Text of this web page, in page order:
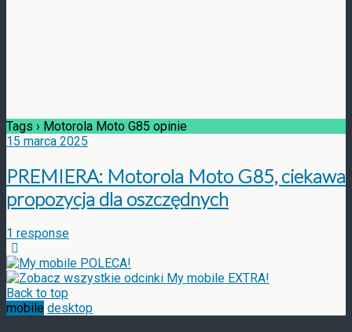
Tags › Motorola Moto G85 opinie
15 marca 2025
PREMIERA: Motorola Moto G85, ciekawa
propozycja dla oszczędnych
1 response
Back to top
mobile desktop